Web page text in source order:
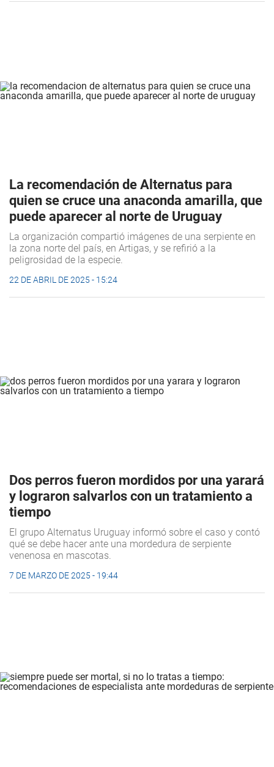
La recomendación de Alternatus para
quien se cruce una anaconda amarilla, que
puede aparecer al norte de Uruguay
La organización compartió imágenes de una serpiente en
la zona norte del país, en Artigas, y se refirió a la
peligrosidad de la especie.
22 DE ABRIL DE 2025 - 15:24
Dos perros fueron mordidos por una yarará
y lograron salvarlos con un tratamiento a
tiempo
El grupo Alternatus Uruguay informó sobre el caso y contó
qué se debe hacer ante una mordedura de serpiente
venenosa en mascotas.
7 DE MARZO DE 2025 - 19:44